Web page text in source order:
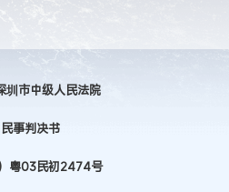
圳市中级人民法院
民事判决书
）粤03民初2474号